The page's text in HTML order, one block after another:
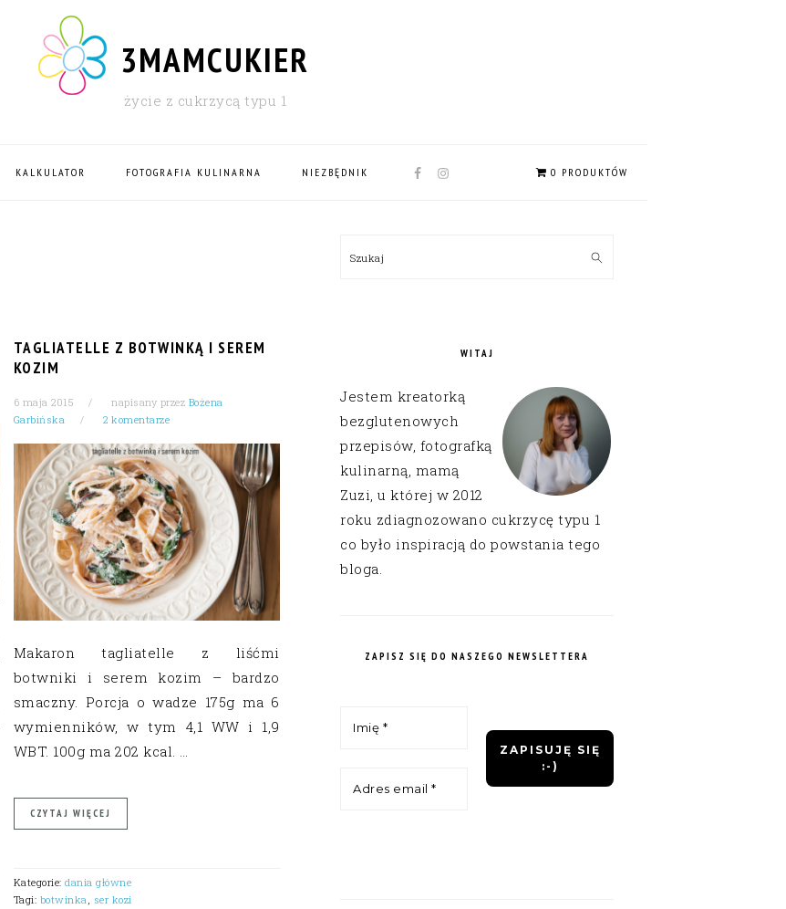
3MAMCUKIER
życie z cukrzycą typu 1
KALKULATOR FOTOGRAFIA KULINARNA NIEZBĘDNIK
NAV
0 PRODUKTÓW
TAGLIATELLE Z BOTWINKĄ I SEREM
KOZIM
6 maja 2015 napisany przez Bożena
Garbińska
2 komentarze
Makaron tagliatelle z liśćmi
botwniki i serem kozim – bardzo
smaczny. Porcja o wadze 175g ma 6
wymienników, w tym 4,1 WW i 1,9
WBT. 100g ma 202 kcal. …
CZYTAJ WIĘCEJ
Kategorie:dania główne
Tagi: botwinka ser kozi
SIDEBAR
Szukaj
WITAJ
Jestem kreatorką
bezglutenowych
przepisów, fotografką
kulinarną, mamą
Zuzi, u której w 2012
roku zdiagnozowano cukrzycę typu 1
co było inspiracją do powstania tego
bloga.
ZAPISZ SIĘ DO NASZEGO NEWSLETTERA